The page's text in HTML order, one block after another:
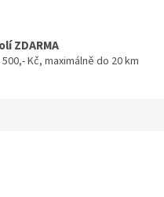
ZDARMA
Kč, maximálně do 20 km